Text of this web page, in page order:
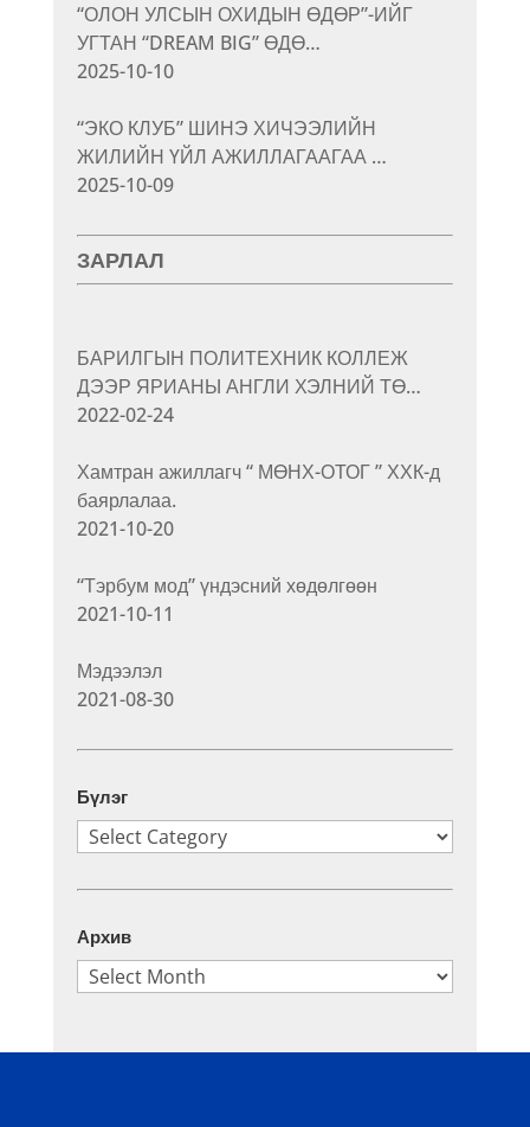
“ОЛОН УЛСЫН ОХИДЫН ӨДӨР”-ИЙГ
УГТАН “DREAM BIG” ӨДӨ…
2025-10-10
“ЭКО КЛУБ” ШИНЭ ХИЧЭЭЛИЙН
ЖИЛИЙН ҮЙЛ АЖИЛЛАГААГАА …
2025-10-09
ЗАРЛАЛ
БАРИЛГЫН ПОЛИТЕХНИК КОЛЛЕЖ
ДЭЭР ЯРИАНЫ АНГЛИ ХЭЛНИЙ ТӨ…
2022-02-24
Хамтран ажиллагч “ МӨНХ-ОТОГ ” ХХК-д
баярлалаа.
2021-10-20
“Тэрбум мод” үндэсний хөдөлгөөн
2021-10-11
Мэдээлэл
2021-08-30
Бүлэг
Бүлэг
Архив
Архив